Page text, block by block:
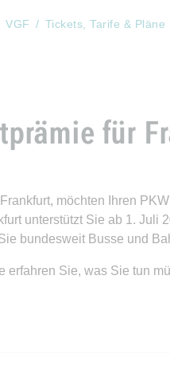
VGF Tickets, Tarife & Pläne
für
möchten Ihren
unterstützt Sie ab 1. Juli
bundesweit Busse und
erfahren Sie, was Sie tun